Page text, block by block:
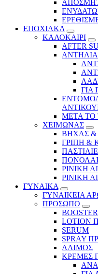
ΕΠΟΧΙΑΚΑ
ΚΑΛΟΚΑΙΡΙ
AFTER
ΓΙΑ
ΜΕΤΑ ΤΟ
ΧΕΙΜΩΝΑΣ
ΒΗΧΑΣ &
ΓΡΙΠΗ &
ΡΙΝΙΚΗ
ΡΙΝΙΚΗ
ΓΥΝΑΙΚΑ
ΓΥΝΑΙΚΕΙΑ
ΠΡΟΣΩΠΟ
LOTION
SERUM
SPRAY
ΛΑΙΜΟΣ
ΚΡΕΜΕΣ